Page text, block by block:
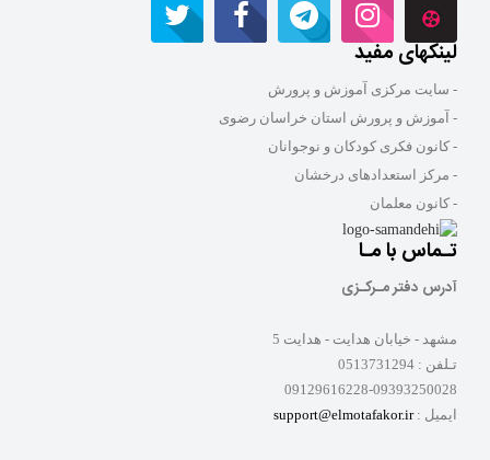
لینکهای مفید
- سایت مرکزی آموزش و پرورش
- آموزش و پرورش استان خراسان رضوی
- کانون فکری کودکان و نوجوانان
- مرکز استعدادهای درخشان
- کانون معلمان
تـماس با مـا
آدرس دفتر مـرکـزی
مشهد - خیابان هدایت - هدایت 5
تـلفن :0513731294
09129616228-09393250028
ایمیل : support@elmotafakor.ir